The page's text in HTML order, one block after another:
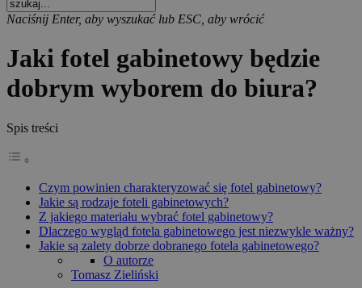
Naciśnij Enter, aby wyszukać lub ESC, aby wrócić
Jaki fotel gabinetowy będzie
dobrym wyborem do biura?
Spis treści
Czym powinien charakteryzować się fotel gabinetowy?
Jakie są rodzaje foteli gabinetowych?
Z jakiego materiału wybrać fotel gabinetowy?
Dlaczego wygląd fotela gabinetowego jest niezwykle ważny?
Jakie są zalety dobrze dobranego fotela gabinetowego?
O autorze
Tomasz Zieliński